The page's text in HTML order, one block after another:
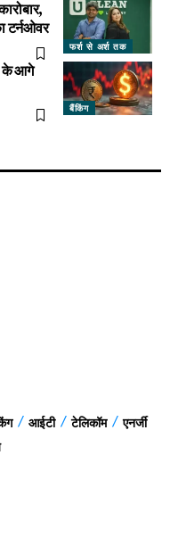
फर्श से अर्श तक
टर्नओवर
बैंकिंग
के आगे
आईटी टेलिकॉम
एनर्जी